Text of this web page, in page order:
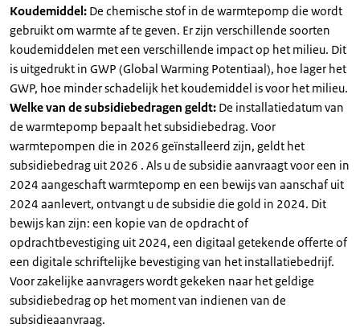
Koudemiddel: De chemische stof in de warmtepomp die wordt
gebruikt om warmte af te geven. Er zijn verschillende soorten
koudemiddelen met een verschillende impact op het milieu. Dit
is uitgedrukt in GWP (Global Warming Potentiaal), hoe lager het
GWP, hoe minder schadelijk het koudemiddel is voor het milieu.
Welke van de subsidiebedragen geldt: De installatiedatum van
de warmtepomp bepaalt het subsidiebedrag. Voor
warmtepompen die in 2026 geïnstalleerd zijn, geldt het
subsidiebedrag uit 2026 . Als u de subsidie aanvraagt voor een in
2024 aangeschaft warmtepomp en een bewijs van aanschaf uit
2024 aanlevert, ontvangt u de subsidie die gold in 2024. Dit
bewijs kan zijn: een kopie van de opdracht of
opdrachtbevestiging uit 2024, een digitaal getekende offerte of
een digitale schriftelijke bevestiging van het installatiebedrijf.
Voor zakelijke aanvragers wordt gekeken naar het geldige
subsidiebedrag op het moment van indienen van de
subsidieaanvraag.